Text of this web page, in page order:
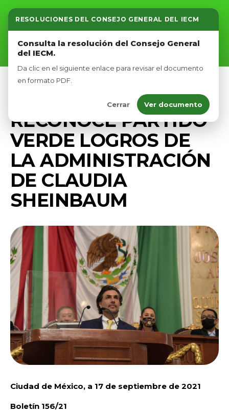
RESOLUCIONES DEL CONSEJO GENERAL DEL IECM
Consulta la resolución del Consejo General
del IECM.
Da clic en el siguiente enlace para revisar el documento
en formato PDF.
Cerrar Ver documento
Inicio
Nosotros
Afíliate
RECONOCE PARTIDO
VERDE LOGROS DE
LA ADMINISTRACIÓN
DE CLAUDIA
SHEINBAUM
Ciudad de México, a 17 de septiembre de 2021
Boletín 156/21